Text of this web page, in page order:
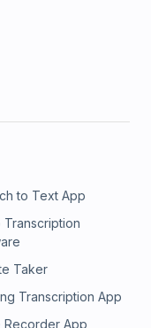
to Text App
Transcription
Taker
Transcription App
Recorder App